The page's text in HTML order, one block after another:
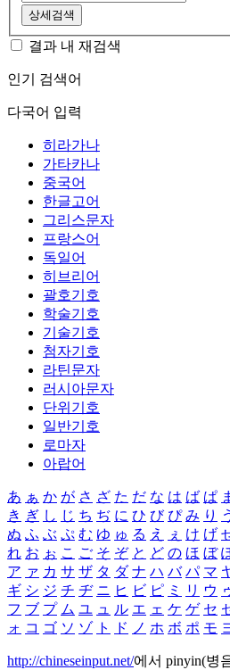
상세검색
결과 내 재검색
인기 검색어
다국어 입력
히라가나
가타카나
중국어
한글고어
그리스문자
프랑스어
독일어
히브리어
괄호기호
학술기호
기술기호
첨자기호
라틴문자
러시아문자
단위기호
일반기호
로마자
아랍어
あ ぁ か が さ ざ た だ な は ば ぱ
き ぎ し じ ち ぢ に ひ び ぴ み り
ぬ ふ ぶ ぷ む ゆ ゅ る え ぇ け げ
れ お ぉ こ ご そ ぞ と ど の ほ ぼ
ア ァ カ サ ザ タ ダ ナ ハ バ パ マ
ギ シ ジ チ ヂ ニ ヒ ビ ピ ミ リ ウ
フ ブ プ ム ユ ュ ル エ ェ ケ ゲ セ
ォ コ ゴ ソ ゾ ト ド ノ ホ ボ ポ モ
http://chineseinput.net/에서 pinyin(병